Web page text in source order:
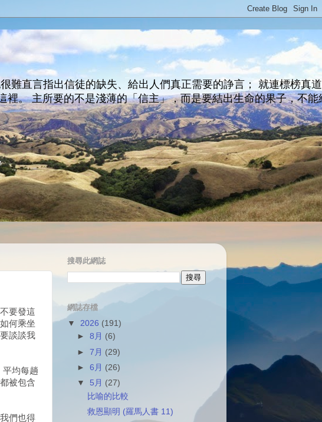
難直言指出信徒的缺失、給出人們真正需要的諍言； 就連標榜真
。 主所要的不是淺薄的「信主」，而是要結出生命的果子，不能
要發這
何乘坐
談談我
平均每趟
被包含
們也得
搜尋此網誌
網誌存檔
▼ 2026 (191)
►8月 (6)
►7月 (29)
►6月 (26)
▼ 5月 (27)
比喻的比較
救恩顯明 (羅馬人書 11)